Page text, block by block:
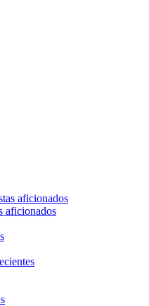
aficionados
aficionados